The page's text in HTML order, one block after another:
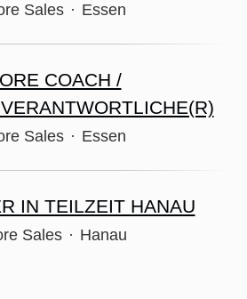
Sales · Essen
COACH /
Sales · Essen
IN TEILZEIT HANAU
Sales · Hanau